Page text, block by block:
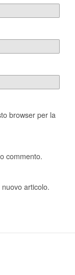
browser per la
commento.
articolo.